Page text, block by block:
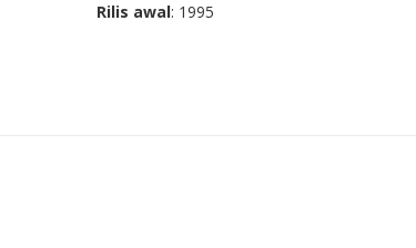
Rilis awal: 1995